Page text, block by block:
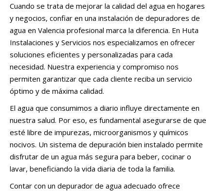
Cuando se trata de mejorar la calidad del agua en hogares
y negocios, confiar en una instalación de depuradores de
agua en Valencia profesional marca la diferencia. En Huta
Instalaciones y Servicios nos especializamos en ofrecer
soluciones eficientes y personalizadas para cada
necesidad. Nuestra experiencia y compromiso nos
permiten garantizar que cada cliente reciba un servicio
óptimo y de máxima calidad.
El agua que consumimos a diario influye directamente en
nuestra salud. Por eso, es fundamental asegurarse de que
esté libre de impurezas, microorganismos y químicos
nocivos. Un sistema de depuración bien instalado permite
disfrutar de un agua más segura para beber, cocinar o
lavar, beneficiando la vida diaria de toda la familia.
Contar con un depurador de agua adecuado ofrece